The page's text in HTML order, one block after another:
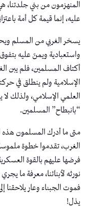
المنهزمون من بني
عليه، إنما قيمة كل أمة
يسخر الغربي من المسلم
واستعبادية ويمنّ عليه
أكتاف المسلمين، فلم يبن
الإسلامية ولم ينطلق في
العلمي الإسلامي، ولذلك لا
“بانبطاح” المسلمين.
متى ما أدرك المسلمون هذه
الغرب، تقدموا خطوة
فرضها عليهم بالقوة
نورثه لأبنائنا، معرفة ما
فموت الجبناء وعار يلاحقنا
يذل!